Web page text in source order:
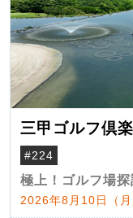
三甲ゴルフ倶
#224
極上！ゴルフ場探
2026年8月10日（